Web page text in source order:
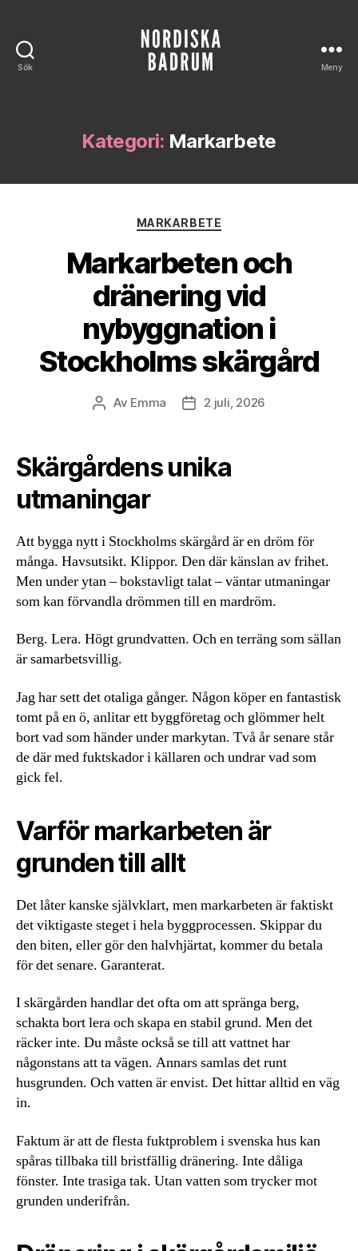
Sök Meny
Kategori: Markarbete
Kategorier
MARKARBETE
Markarbeten och
dränering vid
nybyggnation i
Stockholms skärgård
Inläggsförfattare
Av Emma Inläggsdatum
2 juli, 2026
Skärgårdens unika
utmaningar
Att bygga nytt i Stockholms skärgård är en dröm för
många. Havsutsikt. Klippor. Den där känslan av frihet.
Men under ytan – bokstavligt talat – väntar utmaningar
som kan förvandla drömmen till en mardröm.
Berg. Lera. Högt grundvatten. Och en terräng som sällan
är samarbetsvillig.
Jag har sett det otaliga gånger. Någon köper en fantastisk
tomt på en ö, anlitar ett byggföretag och glömmer helt
bort vad som händer under markytan. Två år senare står
de där med fuktskador i källaren och undrar vad som
gick fel.
Varför markarbeten är
grunden till allt
Det låter kanske självklart, men markarbeten är faktiskt
det viktigaste steget i hela byggprocessen. Skippar du
den biten, eller gör den halvhjärtat, kommer du betala
för det senare. Garanterat.
I skärgården handlar det ofta om att spränga berg,
schakta bort lera och skapa en stabil grund. Men det
räcker inte. Du måste också se till att vattnet har
någonstans att ta vägen. Annars samlas det runt
husgrunden. Och vatten är envist. Det hittar alltid en väg
in.
Faktum är att de flesta fuktproblem i svenska hus kan
spåras tillbaka till bristfällig dränering. Inte dåliga
fönster. Inte trasiga tak. Utan vatten som trycker mot
grunden underifrån.